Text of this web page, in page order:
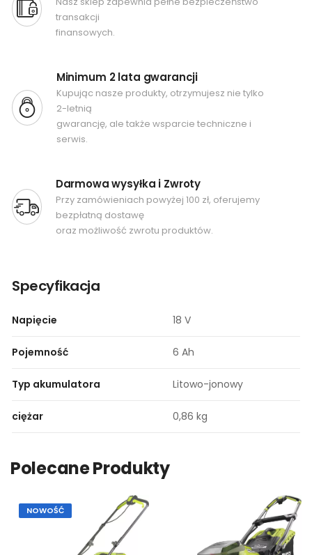
transakcji
finansowych.
Minimum 2 lata gwarancji
Kupując nasze produkty, otrzymujesz nie tylko
2-letnią
gwarancję, ale także wsparcie techniczne i
serwis.
Darmowa wysyłka i Zwroty
Przy zamówieniach powyżej 100 zł, oferujemy
bezpłatną dostawę
oraz możliwość zwrotu produktów.
Specyfikacja
Napięcie 18 V
Pojemność 6 Ah
Typ akumulatora Litowo-jonowy
ciężar 0,86 kg
Polecane Produkty
NOWOŚĆ